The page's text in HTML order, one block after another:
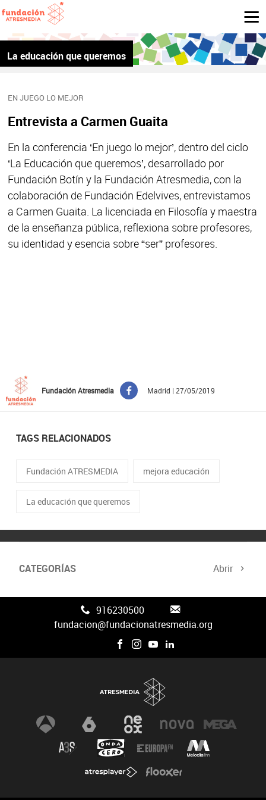
La educación que queremos
EN JUEGO LO MEJOR
Entrevista a Carmen Guaita
En la conferencia ‘En juego lo mejor’, dentro del ciclo
‘La Educación que queremos’, desarrollado por
Fundación Botín y la Fundación Atresmedia, con la
colaboración de Fundación Edelvives, entrevistamos
a Carmen Guaita. La licenciada en Filosofía y maestra
de la enseñanza pública, reflexiona sobre profesores,
su identidad y esencia sobre “ser” profesores.
Fundación Atresmedia Madrid | 27/05/2019
TAGS RELACIONADOS
Fundación ATRESMEDIA mejora educación
La educación que queremos
CATEGORÍAS Abrir
916230500
fundacion@fundacionatresmedia.org